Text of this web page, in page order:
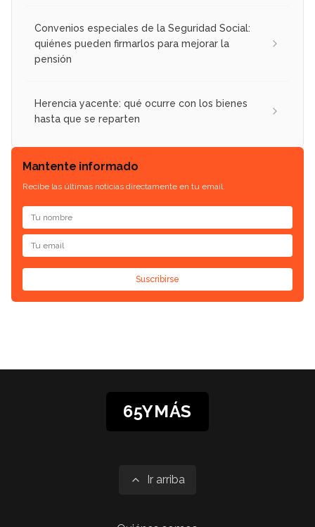
Convenios especiales de la Seguridad Social:
quiénes pueden firmarlos para mejorar la
pensión
Herencia yacente: qué ocurre con los bienes
hasta que se reparten
Mantente informado
Recibe las últimas noticias directamente en tu email.
Suscribirse
65YMÁS
Ir arriba